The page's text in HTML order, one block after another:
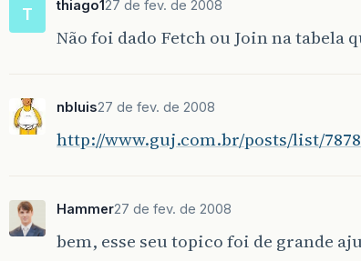
T thiago127 de fev. de 2008
Não foi dado Fetch ou Join na tabela
nbluis27 de fev. de 2008
http://www.guj.com.br/posts/list/
Hammer27 de fev. de 2008
bem, esse seu topico foi de grande